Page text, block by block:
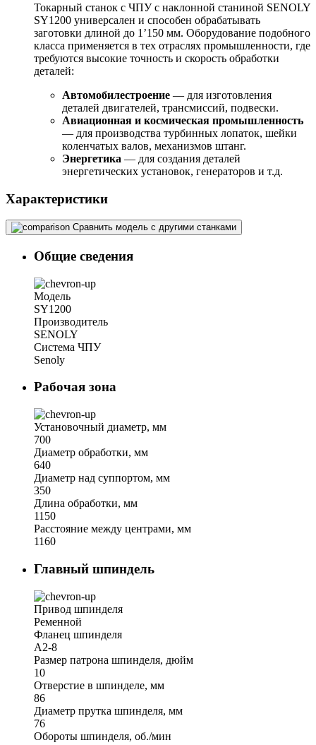
Токарный станок с ЧПУ с наклонной станиной SENOLY
SY1200 универсален и способен обрабатывать
заготовки длиной до 1’150 мм. Оборудование подобного
класса применяется в тех отраслях промышленности, где
требуются высокие точность и скорость обработки
деталей:
Автомобилестроение — для изготовления
деталей двигателей, трансмиссий, подвески.
Авиационная и космическая промышленность
— для производства турбинных лопаток, шейки
коленчатых валов, механизмов штанг.
Энергетика — для создания деталей
энергетических установок, генераторов и т.д.
Характеристики
Сравнить модель с другими станками
Общие сведения
Модель
SY1200
Производитель
SENOLY
Система ЧПУ
Senoly
Рабочая зона
Установочный диаметр, мм
700
Диаметр обработки, мм
640
Диаметр над суппортом, мм
350
Длина обработки, мм
1150
Расстояние между центрами, мм
1160
Главный шпиндель
Привод шпинделя
Ременной
Фланец шпинделя
A2-8
Размер патрона шпинделя, дюйм
10
Отверстие в шпинделе, мм
86
Диаметр прутка шпинделя, мм
76
Обороты шпинделя, об./мин